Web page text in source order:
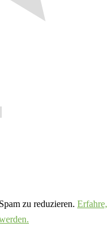
zu reduzieren. Erfahre,